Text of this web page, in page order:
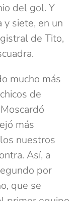
del gol. Y
siete, en un
de Tito,
mucho más
de
más
nuestros
Así, a
por
que se